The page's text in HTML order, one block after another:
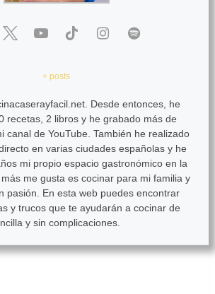
+ posts
Desde entonces, he
recetas, 2 libros y he grabado más de
canal de YouTube. También he realizado
en varias ciudades españolas y he
mi propio espacio gastronómico en la
me gusta es cocinar para mi familia y
pasión. En esta web puedes encontrar
y trucos que te ayudarán a cocinar de
y sin complicaciones.